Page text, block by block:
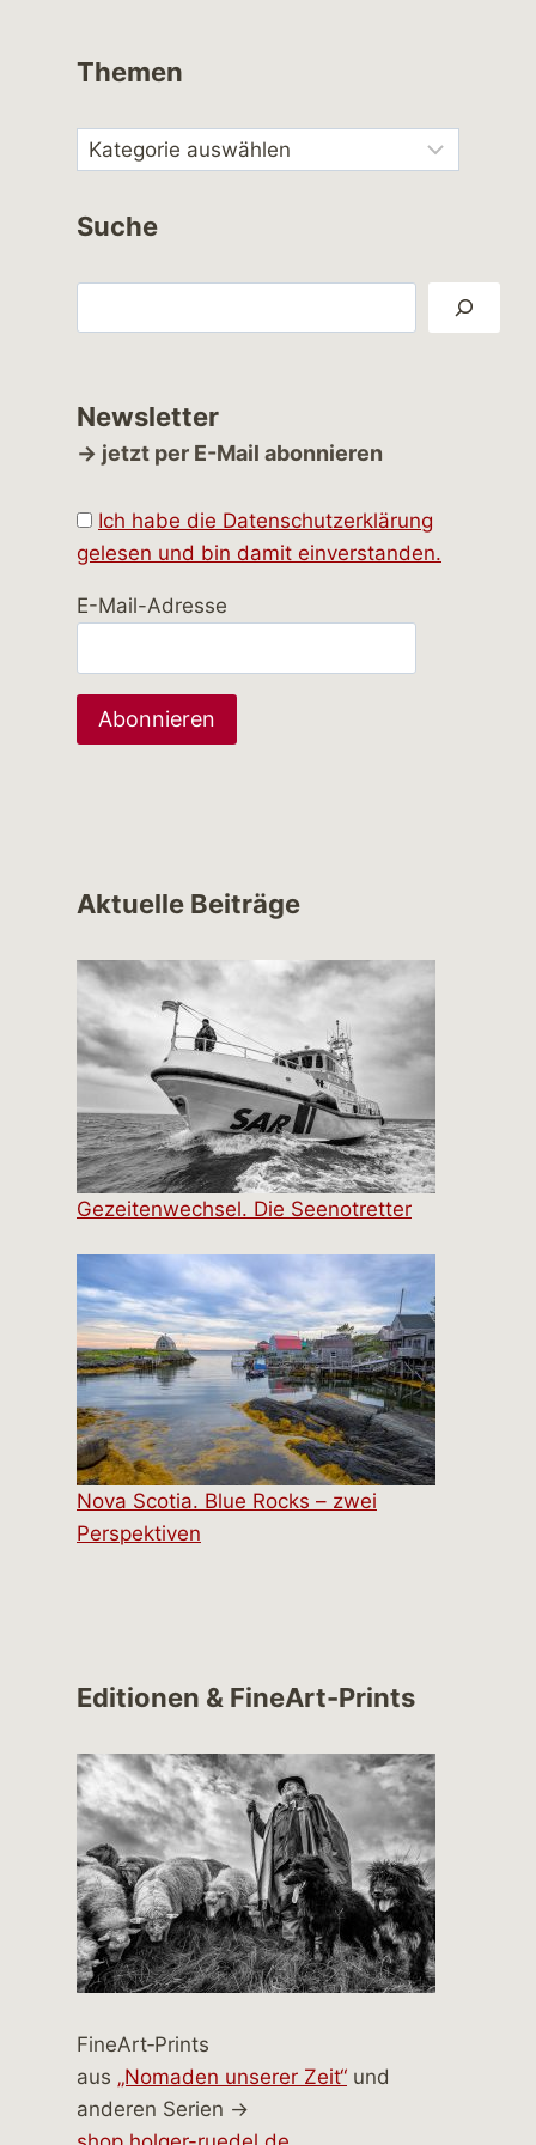
Themen
Suche
Newsletter
→ jetzt per E-Mail abonnieren
Ich habe die Datenschutzerklärung
gelesen und bin damit einverstanden.
E-Mail-Adresse
Aktuelle Beiträge
Gezeitenwechsel. Die Seenotretter
Nova Scotia. Blue Rocks – zwei
Perspektiven
Editionen & FineArt-Prints
FineArt‑Prints
aus „Nomaden unserer Zeit“ und
anderen Serien →